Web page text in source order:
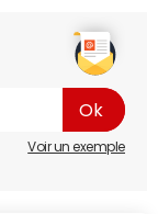
Voir un exemple